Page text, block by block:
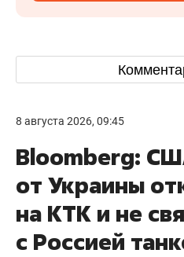
8 августа 2026, 09:45
Bloomberg:
от Украины
на КТК и не
с Россией